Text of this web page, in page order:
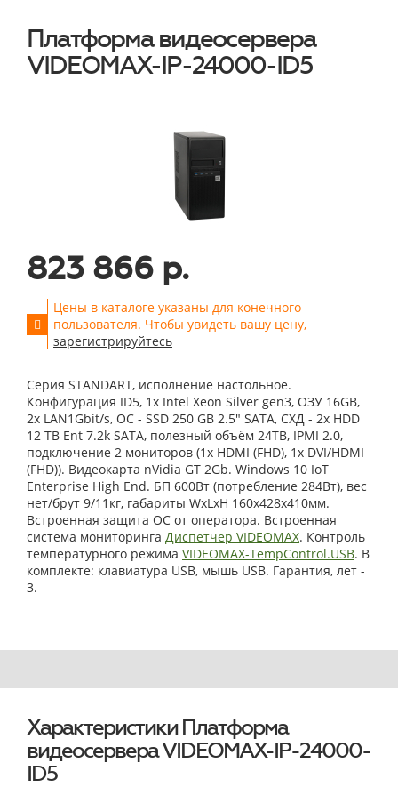
Платформа видеосервера
VIDEOMAX-IP-24000-ID5
823 866 р.
Цены в каталоге указаны для конечного
пользователя. Чтобы увидеть вашу цену,
зарегистрируйтесь
Серия STANDART, исполнение настольное.
Конфигурация ID5, 1x Intel Xeon Silver gen3, ОЗУ 16GB,
2x LAN1Gbit/s, OС - SSD 250 GB 2.5" SATA, СХД - 2x HDD
12 TB Ent 7.2k SATA, полезный объём 24TB, IPMI 2.0,
подключение 2 мониторов (1x HDMI (FHD), 1x DVI/HDMI
(FHD)). Видеокарта nVidia GT 2Gb. Windows 10 IoT
Enterprise High End. БП 600Вт (потребление 284Вт), вес
нет/брут 9/11кг, габариты WxLxH 160х428х410мм.
Встроенная защита ОС от оператора. Встроенная
система мониторинга Диспетчер VIDEOMAX. Контроль
температурного режима VIDEOMAX-TempControl.USB. В
комплекте: клавиатура USB, мышь USB. Гарантия, лет -
3.
Характеристики Платформа
видеосервера VIDEOMAX-IP-24000-
ID5